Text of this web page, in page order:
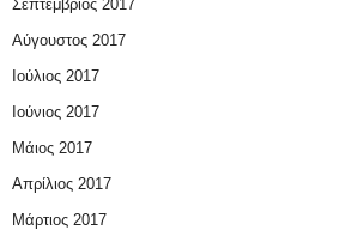
Σεπτέμβριος 2017
Αύγουστος 2017
Ιούλιος 2017
Ιούνιος 2017
Μάιος 2017
Απρίλιος 2017
Μάρτιος 2017